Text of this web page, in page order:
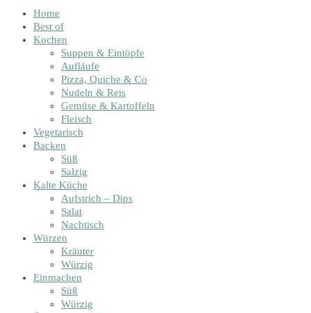
Home
Best of
Kochen
Suppen & Eintöpfe
Aufläufe
Pizza, Quiche & Co
Nudeln & Reis
Gemüse & Kartoffeln
Fleisch
Vegetarisch
Backen
Süß
Salzig
Kalte Küche
Aufstrich – Dips
Salat
Nachtisch
Würzen
Kräuter
Würzig
Einmachen
Süß
Würzig